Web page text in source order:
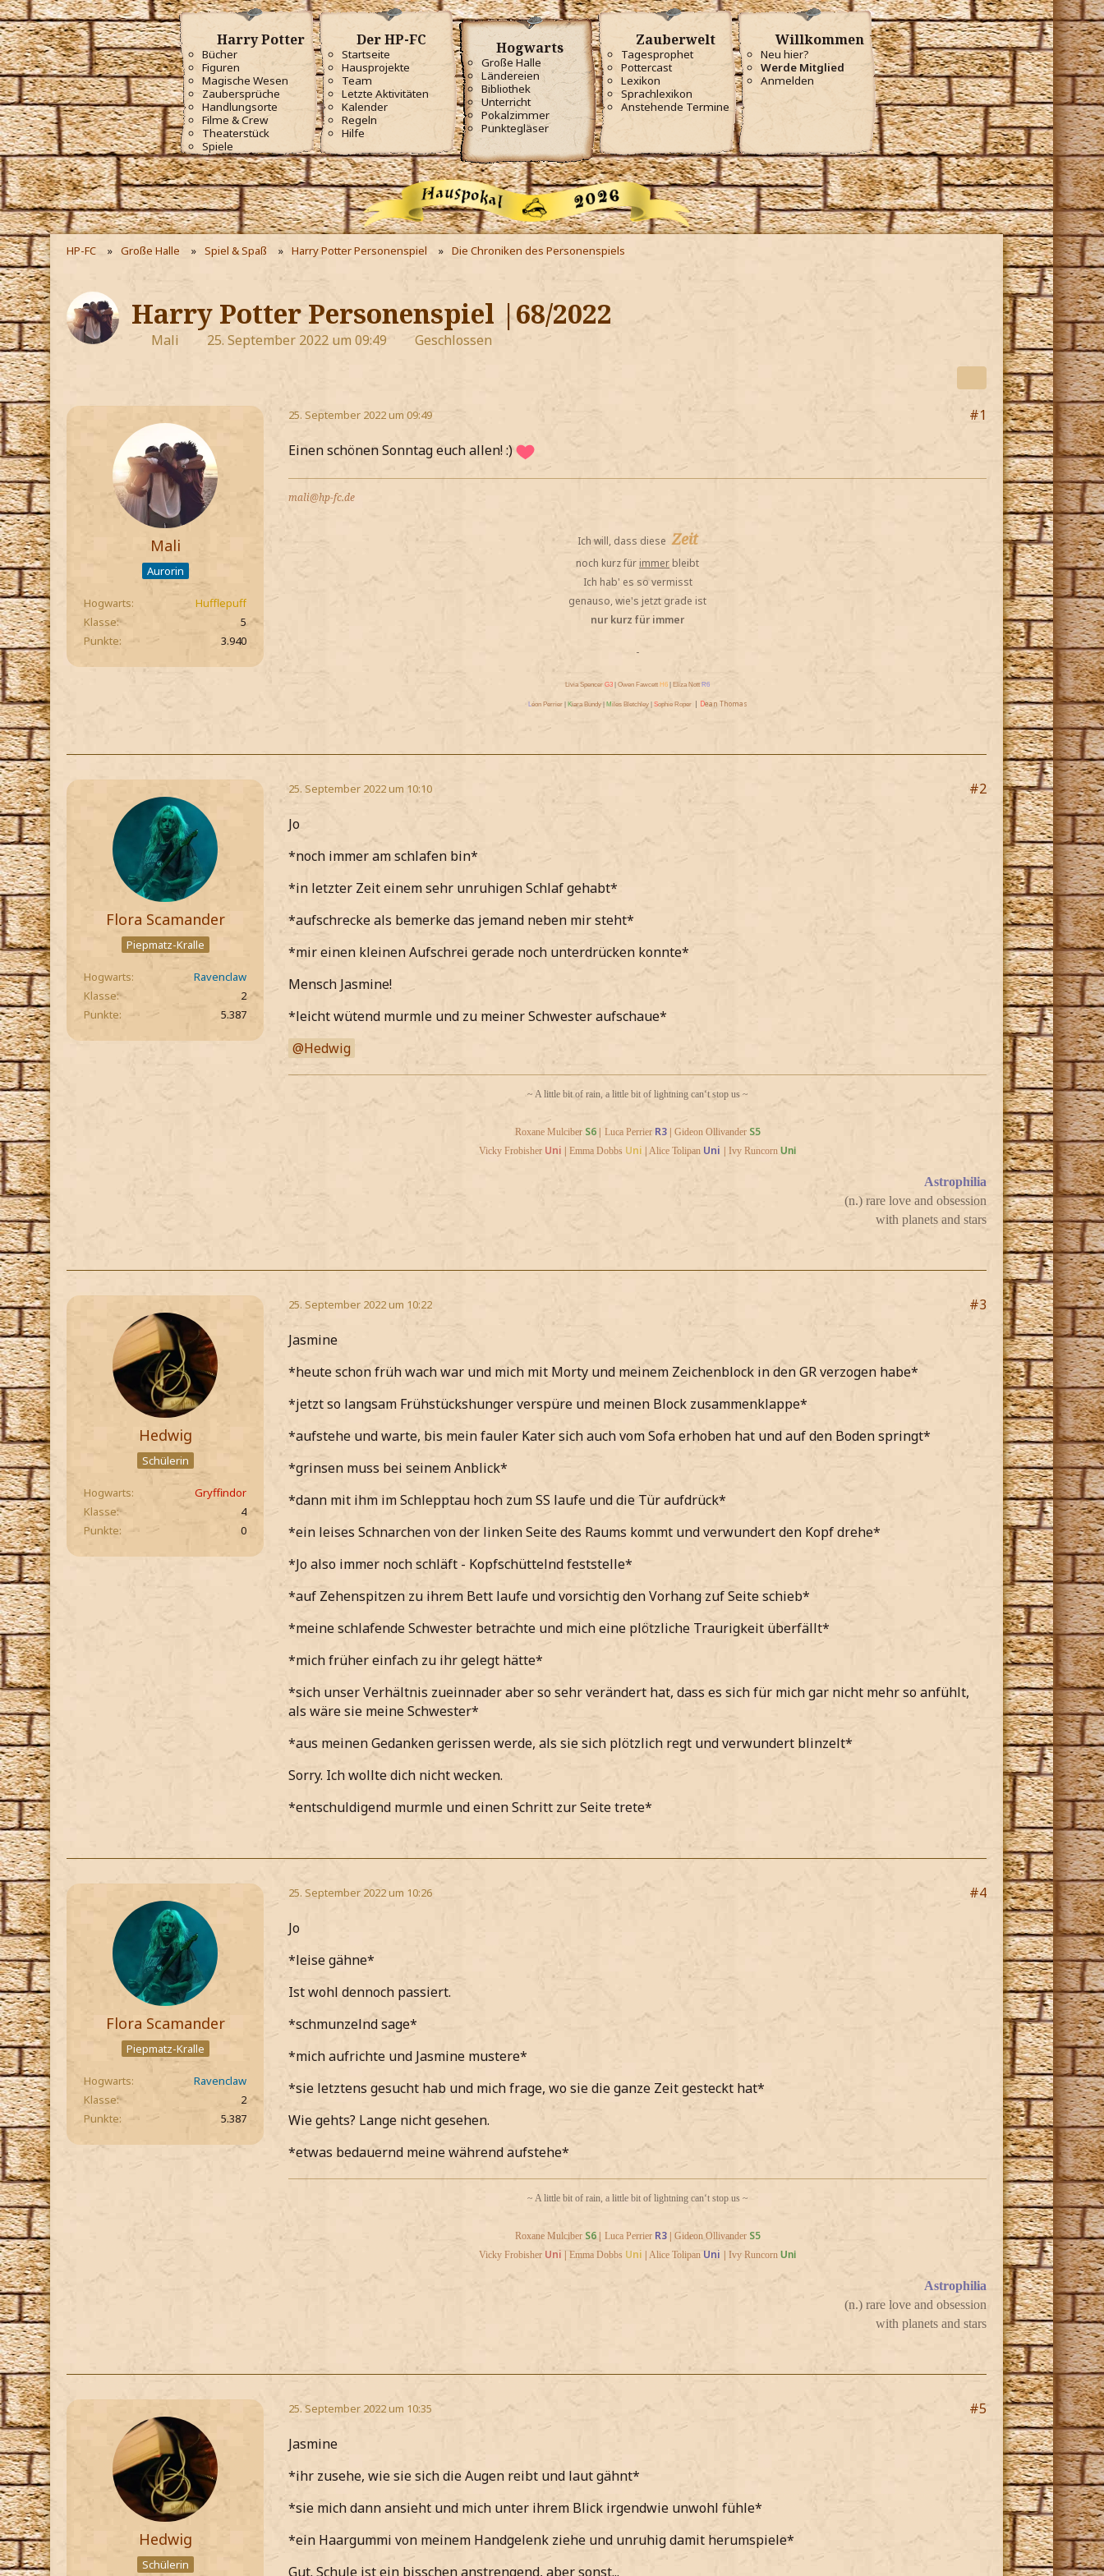
Harry Potter
Bücher
Figuren
Magische Wesen
Zaubersprüche
Handlungsorte
Filme & Crew
Theaterstück
Spiele
Der HP-FC
Startseite
Hausprojekte
Team
Letzte Aktivitäten
Kalender
Regeln
Hilfe
Hogwarts
Große Halle
Ländereien
Bibliothek
Unterricht
Pokalzimmer
Punktegläser
Zauberwelt
Tagesprophet
Pottercast
Lexikon
Sprachlexikon
Anstehende Termine
Willkommen
Neu hier?
Werde Mitglied
Anmelden
HP-FC Große Halle Spiel & Spaß Harry Potter Personenspiel Die Chroniken des Personenspiels
Harry Potter Personenspiel |68/2022
Mali 25. September 2022 um 09:49 Geschlossen
Mali
Aurorin
Hogwarts
Hufflepuff
Klasse
5
Punkte
3.940
25. September 2022 um 09:49
#1
Einen schönen Sonntag euch allen! :)
mali@hp-fc.de
Ich will, dass diese Zeit
noch kurz für immer bleibt
Ich hab' es so vermisst
genauso, wie's jetzt grade ist
nur kurz für immer
-
Livia Spencer G3 | Owen Fawcett H6 | Eliza Nott R6
Léon Perrier| Kiara Bundy| Miles Bletchley| Sophie Roper | Dean Thomas
Flora Scamander
Piepmatz-Kralle
Hogwarts
Ravenclaw
Klasse
2
Punkte
5.387
25. September 2022 um 10:10
#2
Jo
*noch immer am schlafen bin*
*in letzter Zeit einem sehr unruhigen Schlaf gehabt*
*aufschrecke als bemerke das jemand neben mir steht*
*mir einen kleinen Aufschrei gerade noch unterdrücken konnte*
Mensch Jasmine!
*leicht wütend murmle und zu meiner Schwester aufschaue*
Hedwig
~ A little bit of rain, a little bit of lightning can‘t stop us ~
Roxane Mulciber S6 Luca Perrier R3 Gideon Ollivander S5
Vicky Frobisher Uni Emma Dobbs Uni Alice Tolipan Uni Ivy Runcorn Uni
Astrophilia
(n.) rare love and obsession
with planets and stars
Hedwig
Schülerin
Hogwarts
Gryffindor
Klasse
4
Punkte
0
25. September 2022 um 10:22
#3
Jasmine
*heute schon früh wach war und mich mit Morty und meinem Zeichenblock in den GR verzogen habe*
*jetzt so langsam Frühstückshunger verspüre und meinen Block zusammenklappe*
*aufstehe und warte, bis mein fauler Kater sich auch vom Sofa erhoben hat und auf den Boden springt*
*grinsen muss bei seinem Anblick*
*dann mit ihm im Schlepptau hoch zum SS laufe und die Tür aufdrück*
*ein leises Schnarchen von der linken Seite des Raums kommt und verwundert den Kopf drehe*
*Jo also immer noch schläft - Kopfschüttelnd feststelle*
*auf Zehenspitzen zu ihrem Bett laufe und vorsichtig den Vorhang zuf Seite schieb*
*meine schlafende Schwester betrachte und mich eine plötzliche Traurigkeit überfällt*
*mich früher einfach zu ihr gelegt hätte*
*sich unser Verhältnis zueinnader aber so sehr verändert hat, dass es sich für mich gar nicht mehr so anfühlt,
als wäre sie meine Schwester*
*aus meinen Gedanken gerissen werde, als sie sich plötzlich regt und verwundert blinzelt*
Sorry. Ich wollte dich nicht wecken.
*entschuldigend murmle und einen Schritt zur Seite trete*
Flora Scamander
Piepmatz-Kralle
Hogwarts
Ravenclaw
Klasse
2
Punkte
5.387
25. September 2022 um 10:26
#4
Jo
*leise gähne*
Ist wohl dennoch passiert.
*schmunzelnd sage*
*mich aufrichte und Jasmine mustere*
*sie letztens gesucht hab und mich frage, wo sie die ganze Zeit gesteckt hat*
Wie gehts? Lange nicht gesehen.
*etwas bedauernd meine während aufstehe*
~ A little bit of rain, a little bit of lightning can‘t stop us ~
Roxane Mulciber S6 Luca Perrier R3 Gideon Ollivander S5
Vicky Frobisher Uni Emma Dobbs Uni Alice Tolipan Uni Ivy Runcorn Uni
Astrophilia
(n.) rare love and obsession
with planets and stars
Hedwig
Schülerin
25. September 2022 um 10:35
#5
Jasmine
*ihr zusehe, wie sie sich die Augen reibt und laut gähnt*
*sie mich dann ansieht und mich unter ihrem Blick irgendwie unwohl fühle*
*ein Haargummi von meinem Handgelenk ziehe und unruhig damit herumspiele*
Gut. Schule ist ein bisschen anstrengend, aber sonst...